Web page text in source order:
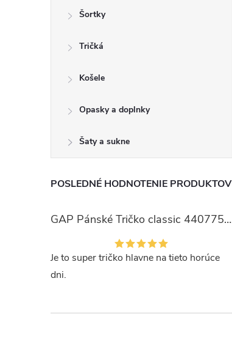
Šortky
Tričká
Košele
Opasky a doplnky
Šaty a sukne
POSLEDNÉ HODNOTENIE PRODUKTOV
GAP Pánské Tričko classic 440775-00
Je to super tričko hlavne na tieto horúce
dni.